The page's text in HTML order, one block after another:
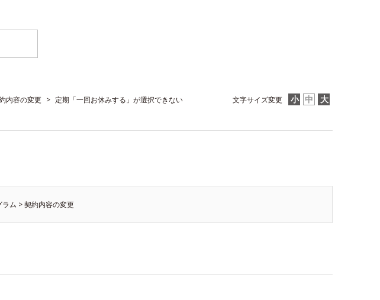
文字サイズ変更
内容の変更 > 定期「一回お休みする」が選択できない
ラム >契約内容の変更